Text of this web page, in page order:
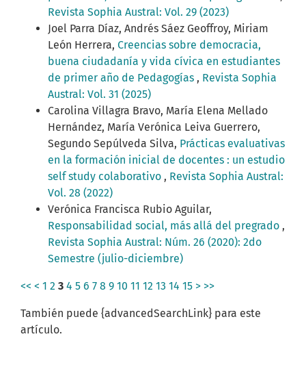
Revista Sophia Austral: Vol. 29 (2023)
Joel Parra Díaz, Andrés Sáez Geoffroy, Miriam
León Herrera, Creencias sobre democracia,
buena ciudadanía y vida cívica en estudiantes
de primer año de Pedagogías , Revista Sophia
Austral: Vol. 31 (2025)
Carolina Villagra Bravo, María Elena Mellado
Hernández, María Verónica Leiva Guerrero,
Segundo Sepúlveda Silva, Prácticas evaluativas
en la formación inicial de docentes : un estudio
self study colaborativo , Revista Sophia Austral:
Vol. 28 (2022)
Verónica Francisca Rubio Aguilar,
Responsabilidad social, más allá del pregrado ,
Revista Sophia Austral: Núm. 26 (2020): 2do
Semestre (julio-diciembre)
<< < 1 2 3 4 5 6 7 8 9 10 11 12 13 14 15 > >>
También puede {advancedSearchLink} para este
artículo.